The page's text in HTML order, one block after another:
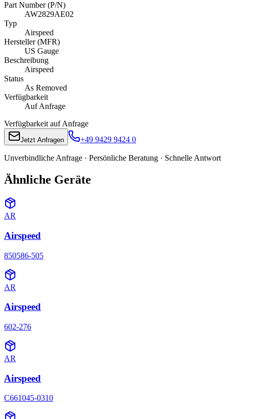
Part Number (P/N)
AW2829AE02
Typ
Airspeed
Hersteller (MFR)
US Gauge
Beschreibung
Airspeed
Status
As Removed
Verfügbarkeit
Auf Anfrage
Verfügbarkeit auf Anfrage
Jetzt Anfragen +49 9429 9424 0
Unverbindliche Anfrage · Persönliche Beratung · Schnelle Antwort
Ähnliche Geräte
AR
Airspeed
850586-505
AR
Airspeed
602-276
AR
Airspeed
C661045-0310